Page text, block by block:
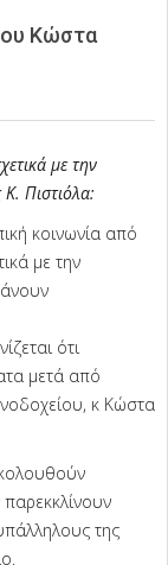
Κώστα
με την
Κ. Πιστιόλα:
κοινωνία από
με την
ότι
μετά από
κ Κώστα
της